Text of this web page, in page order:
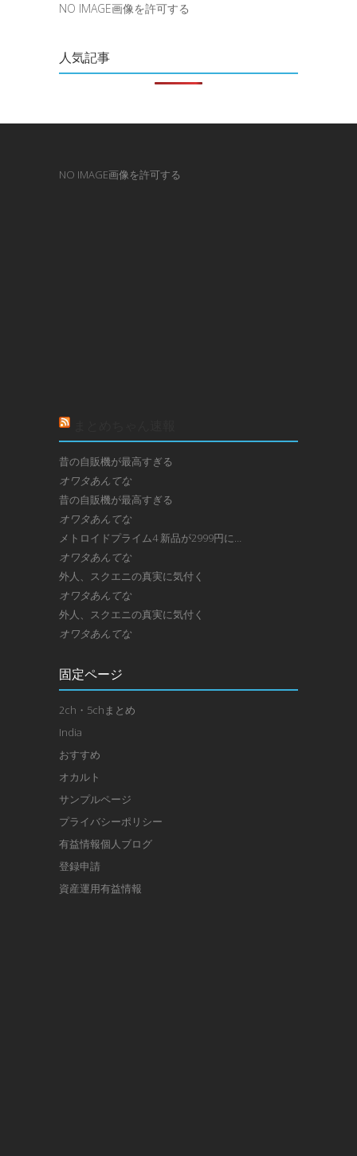
NO IMAGE画像を許可する
人気記事
NO IMAGE画像を許可する
昔の自販機が最高すぎる
オワタあんてな
昔の自販機が最高すぎる
オワタあんてな
メトロイドプライム4 新品が2999円に…
オワタあんてな
外人、スクエニの真実に気付く
オワタあんてな
外人、スクエニの真実に気付く
オワタあんてな
固定ページ
2ch・5chまとめ
India
おすすめ
オカルト
サンプルページ
プライバシーポリシー
有益情報個人ブログ
登録申請
資産運用有益情報